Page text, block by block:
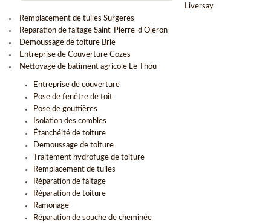
Liversay
Remplacement de tuiles Surgeres
Reparation de faitage Saint-Pierre-d Oleron
Demoussage de toiture Brie
Entreprise de Couverture Cozes
Nettoyage de batiment agricole Le Thou
Entreprise de couverture
Pose de fenêtre de toit
Pose de gouttières
Isolation des combles
Étanchéité de toiture
Demoussage de toiture
Traitement hydrofuge de toiture
Remplacement de tuiles
Réparation de faitage
Réparation de toiture
Ramonage
Réparation de souche de cheminée